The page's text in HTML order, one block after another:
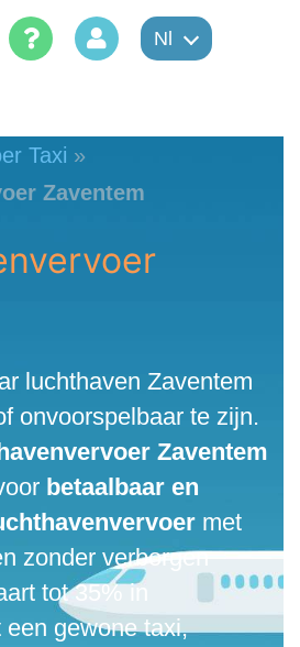
Nl
Taxi »
Zaventem
luchthaven Zaventem
onvoorspelbaar te zijn.
Zaventem
betaalbaar en
met
zonder verborgen
tot 35% in
gewone taxi,